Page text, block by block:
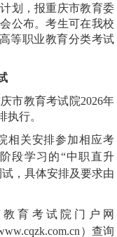
划，报重庆市教育委
公布。考生可在我校
高等职业教育分类考试
市教育考试院2026年
执行。
相关安排参加相应考
段学习的“中职直升
，具体安排及要求由
育考试院门户网
）查询